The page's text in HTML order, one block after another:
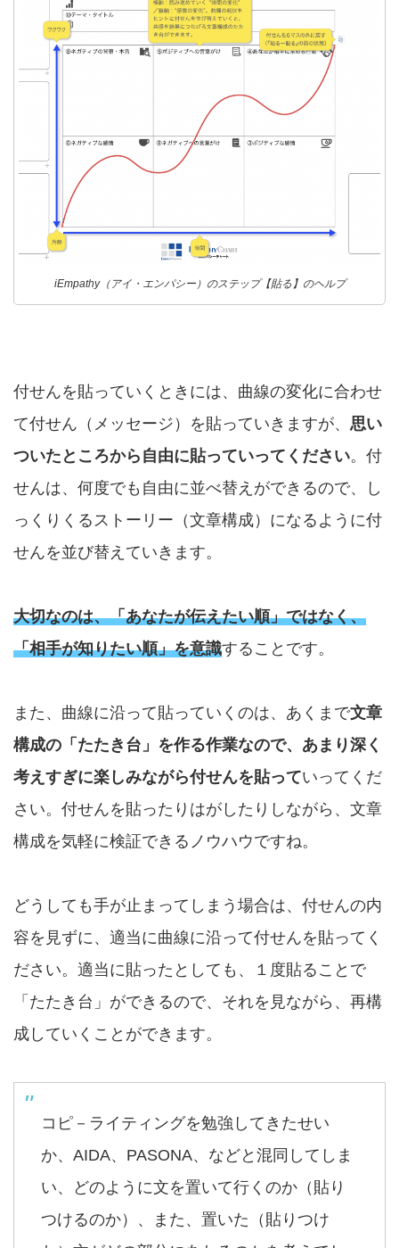
iEmpathy（アイ・エンパシー）のステップ【貼る】のヘルプ
付せんを貼っていくときには、曲線の変化に合わせ
て付せん（メッセージ）を貼っていきますが、 思い
ついたところから自由に貼っていってください。付
せんは、何度でも自由に並べ替えができるので、し
っくりくるストーリー（文章構成）になるように付
せんを並び替えていきます。
大切なのは、「あなたが伝えたい順」ではなく、
「相手が知りたい順」を意識することです。
また、曲線に沿って貼っていくのは、あくまで文章
構成の「たたき台」を作る作業なので、あまり深く
考えすぎに楽しみながら付せんを貼っていってくだ
さい。付せんを貼ったりはがしたりしながら、文章
構成を気軽に検証できるノウハウですね。
どうしても手が止まってしまう場合は、付せんの内
容を見ずに、適当に曲線に沿って付せんを貼ってく
ださい。適当に貼ったとしても、１度貼ることで
「たたき台」ができるので、それを見ながら、再構
成していくことができます。
コピ－ライティングを勉強してきたせい
か、AIDA、PASONA、などと混同してしま
い、どのように文を置いて行くのか（貼り
つけるのか）、また、置いた（貼りつけ